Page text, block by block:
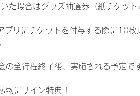
た場合はグッズ抽選券（紙チケット
プリにチケットを付与する際に10
全行程終了後、実施される予定で
にサイン特典！